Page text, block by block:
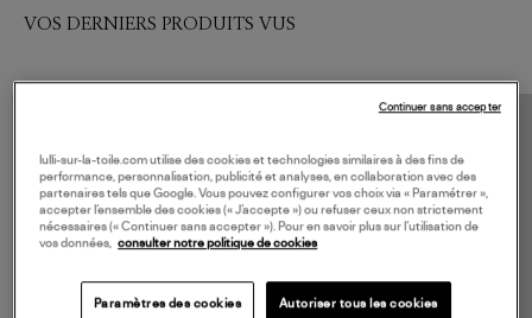
VOS DERNIERS PRODUITS VUS
lulli-sur-la-toile.com utilise des cookies et technologies similaires à des fins de
performance, personnalisation, publicité et analyses, en collaboration avec des
partenaires tels que Google. Vous pouvez configurer vos choix via « Paramétrer »,
accepter l’ensemble des cookies (« J’accepte ») ou refuser ceux non strictement
nécessaires (« Continuer sans accepter »). Pour en savoir plus sur l’utilisation de
vos données, consulter notre politique de cookies
Paramètres des cookies Autoriser tous les cookies
Continuer sans accepter